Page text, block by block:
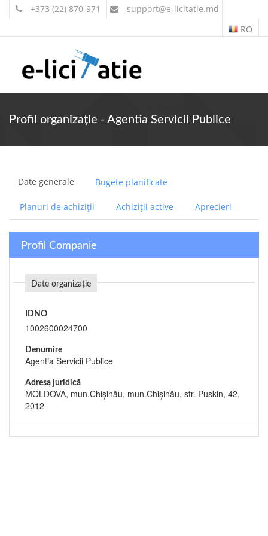
+373 (22) 870-971 support@e-licitatie.md
RO
Profil organizație - Agentia Servicii Publice
Date generale Bugete planificate
Planuri de achiziții Achiziții active Aprecieri
Profil Companie
Date organizație
IDNO
1002600024700
Denumire
Agentia Servicii Publice
Adresa juridică
MOLDOVA, mun.Chişinău, mun.Chişinău, str. Puskin, 42,
2012